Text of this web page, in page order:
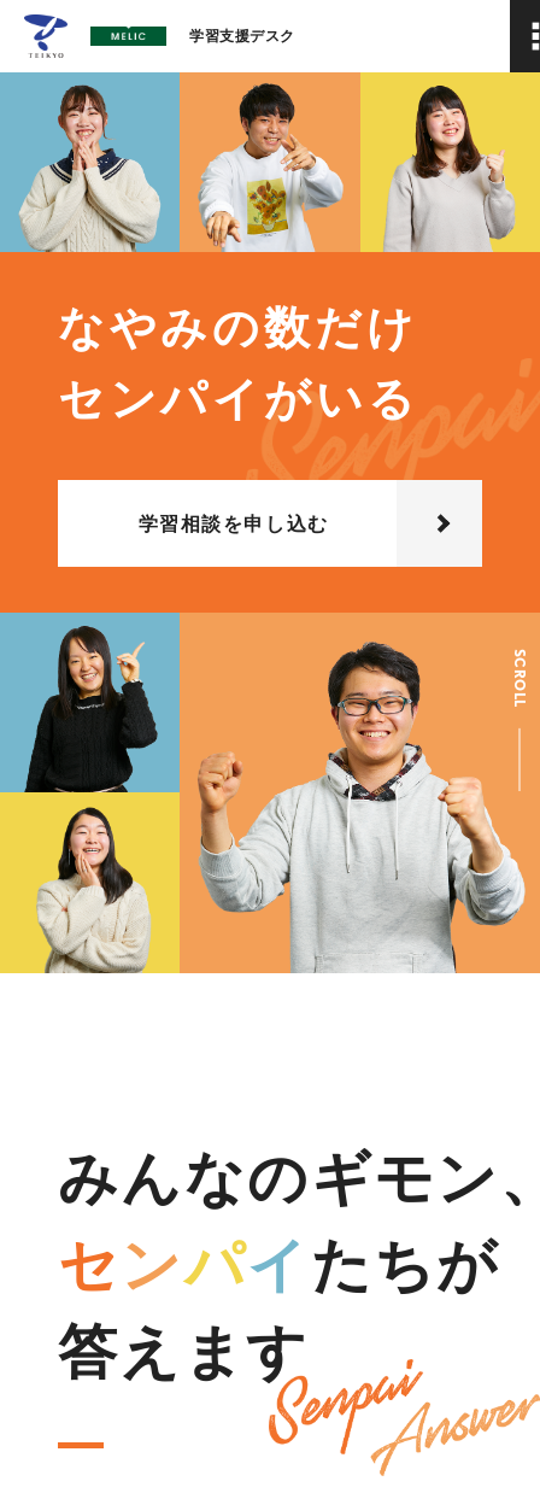
学習支援デスク
なやみの数だけ
センパイがいる
学習相談を申し込む
SCROLL
みんなのギモン
セ ンパイ たちが
答えます